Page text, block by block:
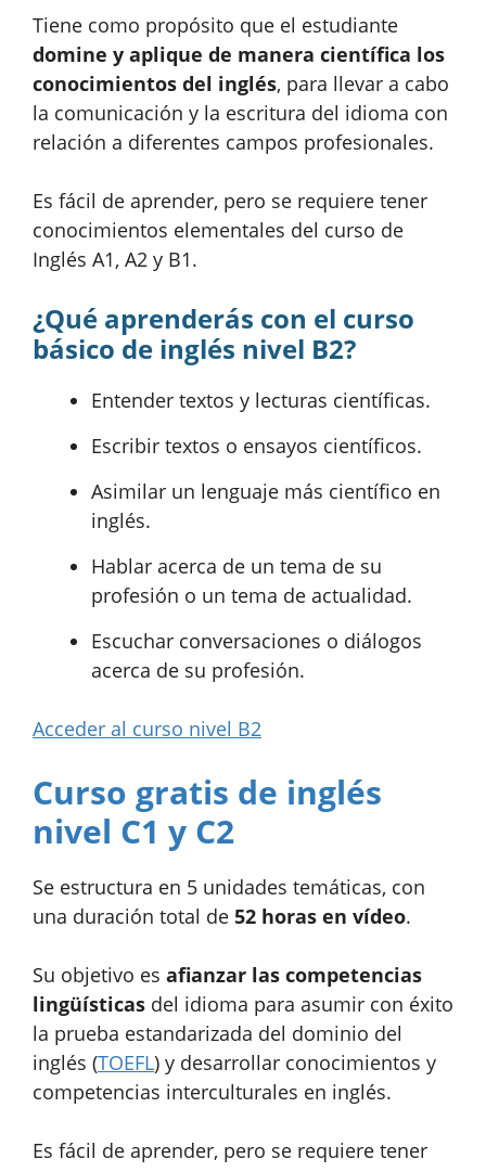
Tiene como propósito que el estudiante
domine y aplique de manera científica los
conocimientos del inglés, para llevar a cabo
la comunicación y la escritura del idioma con
relación a diferentes campos profesionales.
Es fácil de aprender, pero se requiere tener
conocimientos elementales del curso de
Inglés A1, A2 y B1.
¿Qué aprenderás con el curso
básico de inglés nivel B2?
Entender textos y lecturas científicas.
Escribir textos o ensayos científicos.
Asimilar un lenguaje más científico en
inglés.
Hablar acerca de un tema de su
profesión o un tema de actualidad.
Escuchar conversaciones o diálogos
acerca de su profesión.
Acceder al curso nivel B2
Curso gratis de inglés
nivel C1 y C2
Se estructura en 5 unidades temáticas, con
una duración total de 52 horas en vídeo.
Su objetivo es afianzar las competencias
lingüísticas del idioma para asumir con éxito
la prueba estandarizada del dominio del
inglés (TOEFL) y desarrollar conocimientos y
competencias interculturales en inglés.
Es fácil de aprender, pero se requiere tener